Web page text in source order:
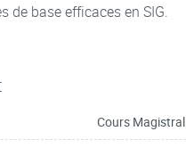
de base efficaces en SIG.
Cours Magistral